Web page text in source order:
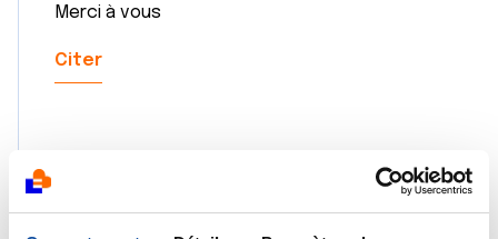
Merci à vous
Citer